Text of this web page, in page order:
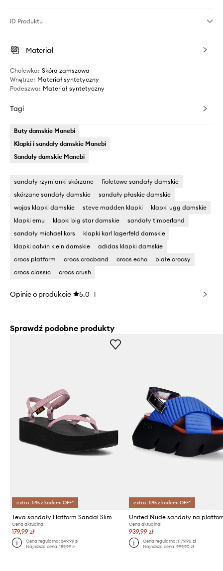
ID Produktu
Materiał
Cholewka: Skóra zamszowa
Wnętrze: Materiał syntetyczny
Podeszwa: Materiał syntetyczny
Tagi
Buty damskie Manebi
Klapki i sandały damskie Manebi
Sandały damskie Manebi
sandały rzymianki skórzane
fioletowe sandały damskie
skórzane sandały damskie
sandały płaskie damskie
wojas klapki damskie
steve madden klapki
klapki ugg damskie
klapki emu
klapki big star damskie
sandały timberland
sandały michael kors
klapki karl lagerfeld damskie
klapki calvin klein damskie
adidas klapki damskie
crocs platform
crocs crocband crocs echo
białe crocsy
crocs classic
crocs crush
Opinie o produkcie 5.0 1
Sprawdź podobne produkty
extra -5% z kodem: OFF*
Teva sandały Flatform Sandal Slim
Cena aktualna:
179,99 zł
Cena regularna:349,99 zł
Najniższa cena:189,99 zł
extra -5% z kodem: OFF*
Cena aktualna:
939,99 zł
Cena regularna: 1179,90 zł
Najniższa cena: 999,90 zł